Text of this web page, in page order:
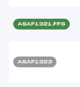
ASAF1321.FFS
ASAF1323